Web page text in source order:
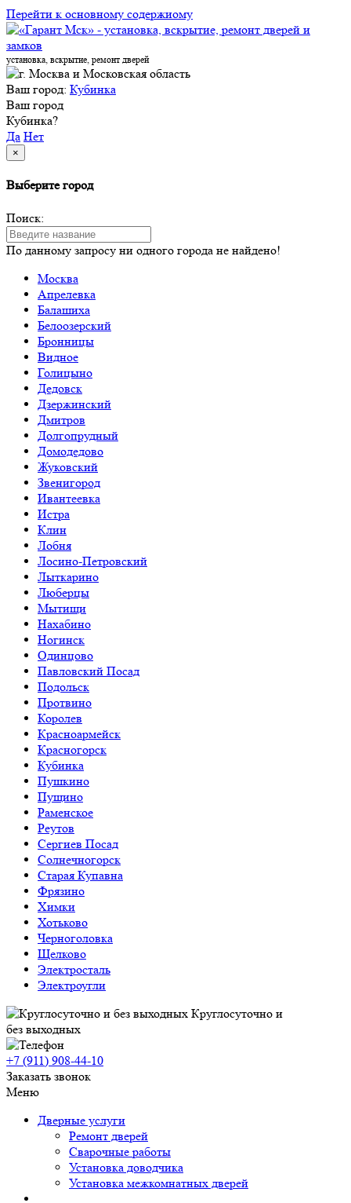
Перейти к основному содержиому
установка, вскрытие, ремонт дверей
Ваш город: Кубинка
Ваш город
Кубинка?
Да Нет
×
Выберите город
Поиск:
По данному запросу ни одного города не найдено!
Москва
Апрелевка
Балашиха
Белоозерский
Бронницы
Видное
Голицыно
Дедовск
Дзержинский
Дмитров
Долгопрудный
Домодедово
Жуковский
Звенигород
Ивантеевка
Истра
Клин
Лобня
Лосино-Петровский
Лыткарино
Люберцы
Мытищи
Нахабино
Ногинск
Одинцово
Павловский Посад
Подольск
Протвино
Королев
Красноармейск
Красногорск
Кубинка
Пушкино
Пущино
Раменское
Реутов
Сергиев Посад
Солнечногорск
Старая Купавна
Фрязино
Химки
Хотьково
Черноголовка
Щелково
Электросталь
Электроугли
Круглосуточно и
без выходных
+7 (911) 908-44-10
Заказать звонок
Меню
Дверные услуги
Ремонт дверей
Сварочные работы
Установка доводчика
Установка межкомнатных дверей